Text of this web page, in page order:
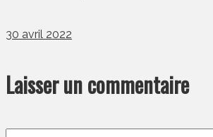
30 avril 2022
Laisser un commentaire